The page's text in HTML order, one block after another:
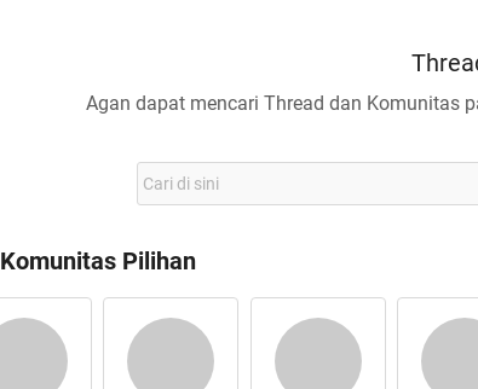
Agan dapat mencari Thread dan Komunitas
Komunitas Pilihan